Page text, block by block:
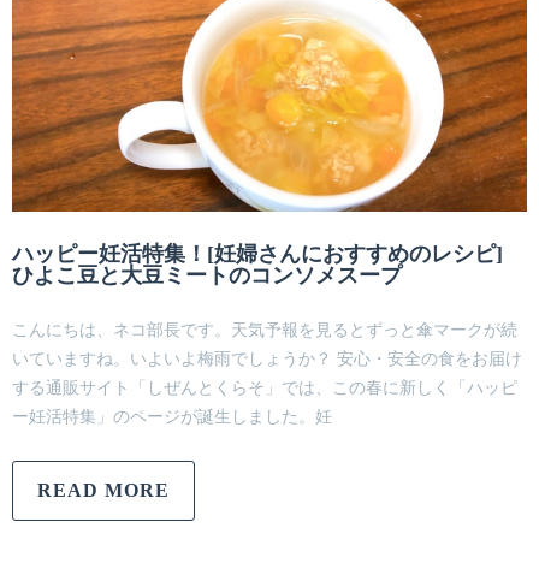
ハッピー妊活特集！[妊婦さんにおすすめのレシピ]
ひよこ豆と大豆ミートのコンソメスープ
こんにちは、ネコ部長です。天気予報を見るとずっと傘マークが続
いていますね。いよいよ梅雨でしょうか？ 安心・安全の食をお届け
する通販サイト「しぜんとくらそ」では、この春に新しく「ハッピ
ー妊活特集」のページが誕生しました。妊
READ MORE